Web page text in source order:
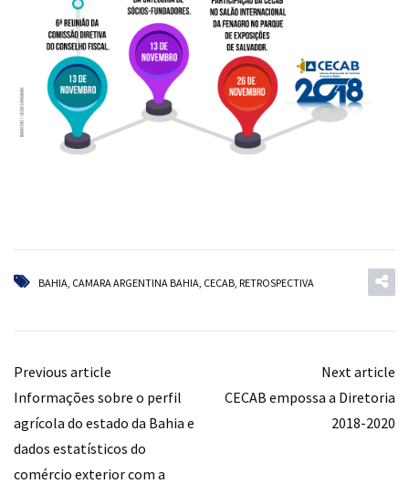
BAHIA CAMARA ARGENTINA BAHIA CECAB RETROSPECTIVA
Previous article
Informações sobre o perfil
agrícola do estado da Bahia e
dados estatísticos do
comércio exterior com a
Next article
CECAB empossa a Diretoria
2018-2020